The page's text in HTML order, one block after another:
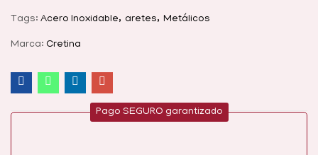
Tags: Acero Inoxidable aretes Metálicos
Marca: Cretina
Pago SEGURO garantizado